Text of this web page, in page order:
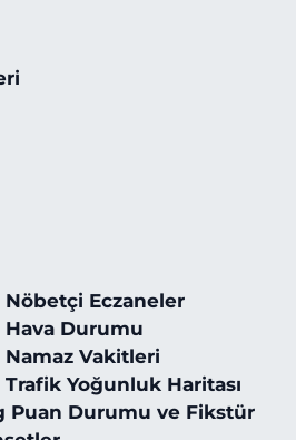
Nöbetçi Eczaneler
Hava Durumu
Namaz Vakitleri
Yoğunluk Haritası
Puan Durumu ve Fikstür